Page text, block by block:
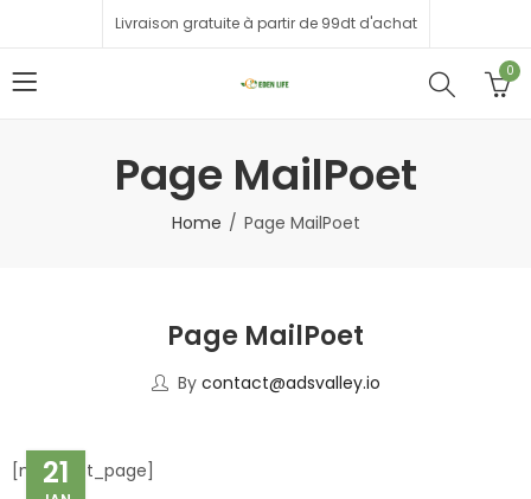
Livraison gratuite à partir de 99dt d'achat
0
Page MailPoet
Home Page MailPoet
Page MailPoet
By contact@adsvalley.io
21
[mailpoet_page]